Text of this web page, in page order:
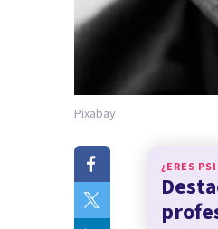
Pixabay
¿ERES